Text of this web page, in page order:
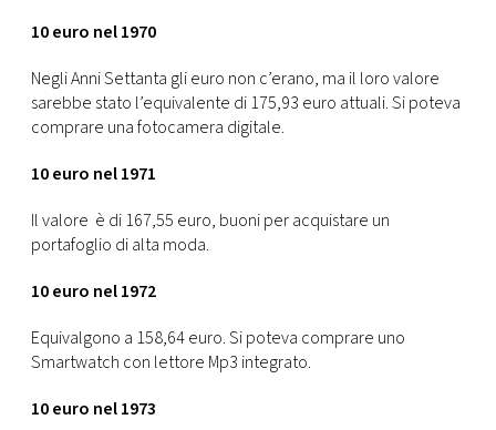
10 euro nel 1970
Negli Anni Settanta gli euro non c’erano, ma il loro valore
sarebbe stato l’equivalente di 175,93 euro attuali. Si poteva
comprare una fotocamera digitale.
10 euro nel 1971
Il valore è di 167,55 euro, buoni per acquistare un
portafoglio di alta moda.
10 euro nel 1972
Equivalgono a 158,64 euro. Si poteva comprare uno
Smartwatch con lettore Mp3 integrato.
10 euro nel 1973